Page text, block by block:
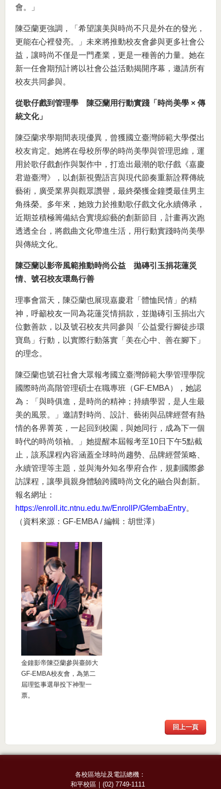
會。」
陳亞蘭更強調，「希望讓美與時尚不只是外在的發光，
更能在心裡發亮。」未來將推動校友會參與更多社會公
益，讓時尚不僅是一門產業，更是一種善的力量。她在
新一任會期預計將以社會公益活動揭開序幕，邀請所有
校友共同參與。
從歌仔戲到管理學 陳亞蘭用行動實踐「時尚美學 × 傳
統文化」
陳亞蘭求學期間表現優異，曾獲國立臺灣師範大學傑出
校友肯定。她將在母校所學的時尚美學與管理思維，運
用於歌仔戲創作與製作中，打造出最潮的歌仔戲《嘉慶
君遊臺灣》，以創新視覺語言與現代節奏重新詮釋傳統
藝術，廣受業界與觀眾讚譽，最終榮獲金鐘獎最佳男主
角殊榮。多年來，她致力於推動歌仔戲文化永續傳承，
近期並積極籌備結合實境綜藝的創新節目，計畫再次跑
透透全台，將戲曲文化帶進生活，用行動實踐時尚美學
與傳統文化。
陳亞蘭以影帝風範推動時尚公益 拋磚引玉捐花蓮災
情、號召校友環島行善
理事會當天，陳亞蘭也展現嘉慶君「體恤民情」的精
神，呼籲校友一同為花蓮災情捐款，並拋磚引玉捐出六
位數善款，以及號召校友共同參與「公益愛行腳徒步環
寶島」行動，以實際行動落實「美在心中、善在腳下」
的理念。
陳亞蘭也號召社會大眾報考國立臺灣師範大學管理學院
國際時尚高階管理碩士在職專班（GF-EMBA），她認
為：「與時俱進，是時尚的精神；持續學習，是人生最
美的風景。」邀請對時尚、設計、藝術與品牌經營有熱
情的各界菁英，一起回到校園，與她同行，成為下一個
時代的時尚領袖。」她提醒本屆報考至10日下午5點截
止，該系課程內容涵蓋全球時尚趨勢、品牌經營策略、
永續管理等主題，並與海外知名學府合作，規劃國際參
訪課程，讓學員親身體驗跨國時尚文化的融合與創新。
報名網址：
https://enroll.itc.ntnu.edu.tw/EnrollP/GfembaEntry。
（資料來源：GF-EMBA / 編輯：胡世澤）
金鐘影帝陳亞蘭參與臺師大
GF-EMBA校友會，為第二
屆理監事選舉投下神聖一
票。
回上一頁
各校區地址及電話總機：
和平校區 ｜(02) 7749-1111